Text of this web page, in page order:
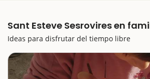
Sant Esteve Sesrovires en
Ideas para disfrutar del tiempo libre